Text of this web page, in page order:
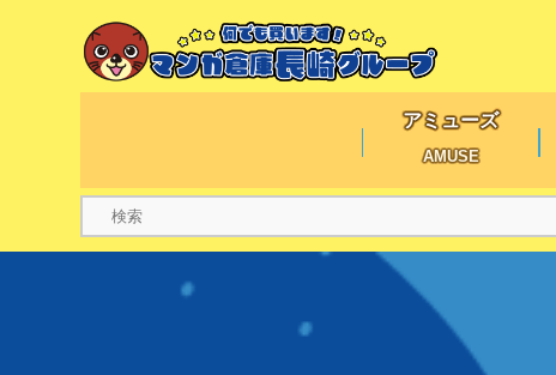
アミューズ
AMUSE